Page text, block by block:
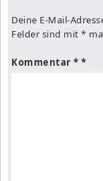
Deine E-Mail-
Felder sind mit *
Kommentar *